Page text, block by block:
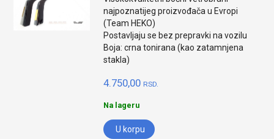
najpoznatijeg proizvođača u Evropi
(Team HEKO)
Postavljaju se bez prepravki na vozilu
Boja: crna tonirana (kao zatamnjena
stakla)
4.750,00 RSD.
Na lageru
U korpu